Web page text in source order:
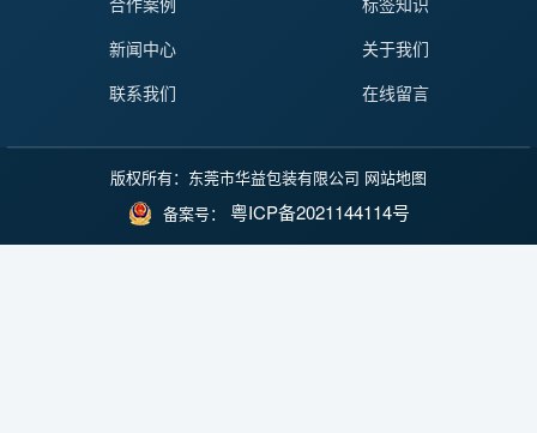
新闻中心
关于我们
联系我们
在线留言
版权所有：东莞市华益包装有限公司 网站地图
备案号： 粤ICP备2021144114号